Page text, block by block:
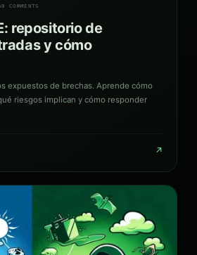
0 COMMENTS
repositorio de
y cómo
expuestos de brechas. Aprende cómo
riesgos implican y cómo responder
↗